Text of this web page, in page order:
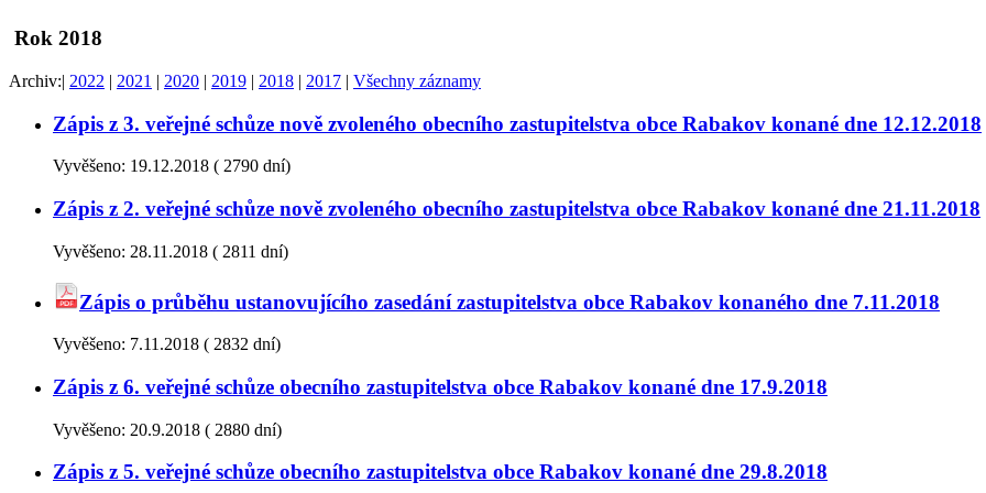
Rok 2018
Archiv:| 2022 | 2021 | 2020 | 2019 | 2018 | 2017 | Všechny záznamy
Zápis z 3. veřejné schůze nově zvoleného obecního zastupitelstva obce Rabakov konané dne 12.12.2018
Vyvěšeno: 19.12.2018 ( 2790 dní)
Zápis z 2. veřejné schůze nově zvoleného obecního zastupitelstva obce Rabakov konané dne 21.11.2018
Vyvěšeno: 28.11.2018 ( 2811 dní)
Zápis o průběhu ustanovujícího zasedání zastupitelstva obce Rabakov konaného dne 7.11.2018
Vyvěšeno: 7.11.2018 ( 2832 dní)
Zápis z 6. veřejné schůze obecního zastupitelstva obce Rabakov konané dne 17.9.2018
Vyvěšeno: 20.9.2018 ( 2880 dní)
Zápis z 5. veřejné schůze obecního zastupitelstva obce Rabakov konané dne 29.8.2018